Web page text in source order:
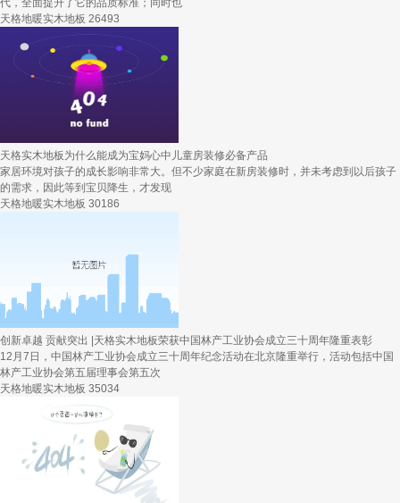
代，全面提升了它的品质标准；同时也
天格地暖实木地板 26493
天格实木地板为什么能成为宝妈心中儿童房装修必备产品
家居环境对孩子的成长影响非常大。但不少家庭在新房装修时，并未考虑到以后孩子
的需求，因此等到宝贝降生，才发现
天格地暖实木地板 30186
创新卓越 贡献突出 |天格实木地板荣获中国林产工业协会成立三十周年隆重表彰
12月7日，中国林产工业协会成立三十周年纪念活动在北京隆重举行，活动包括中国
林产工业协会第五届理事会第五次
天格地暖实木地板 35034